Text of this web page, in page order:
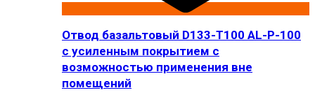
Отвод базальтовый D133-T100 AL-P-100
с усиленным покрытием с
возможностью применения вне
помещений